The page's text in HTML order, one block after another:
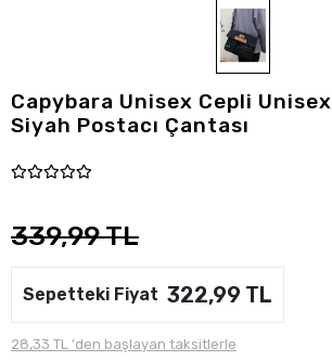
Capybara Unisex Cepli Unisex
Siyah Postacı Çantası
339,99 TL
Sepetteki Fiyat 322,99 TL
28,33 TL 'den başlayan taksitlerle